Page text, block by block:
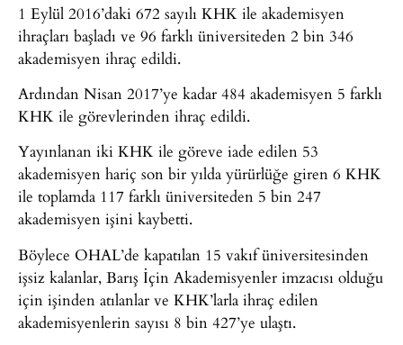
1 Eylül 2016’daki 672 sayılı KHK ile akademisyen
ihraçları başladı ve 96 farklı üniversiteden 2 bin 346
akademisyen ihraç edildi.
Ardından Nisan 2017’ye kadar 484 akademisyen 5 farklı
KHK ile görevlerinden ihraç edildi.
Yayınlanan iki KHK ile göreve iade edilen 53
akademisyen hariç son bir yılda yürürlüğe giren 6 KHK
ile toplamda 117 farklı üniversiteden 5 bin 247
akademisyen işini kaybetti.
Böylece OHAL’de kapatılan 15 vakıf üniversitesinden
işsiz kalanlar, Barış İçin Akademisyenler imzacısı olduğu
için işinden atılanlar ve KHK’larla ihraç edilen
akademisyenlerin sayısı 8 bin 427’ye ulaştı.